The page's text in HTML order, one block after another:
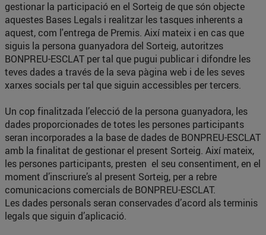
gestionar la participació en el Sorteig de que són objecte
aquestes Bases Legals i realitzar les tasques inherents a
aquest, com l'entrega de Premis. Així mateix i en cas que
siguis la persona guanyadora del Sorteig, autoritzes
BONPREU-ESCLAT per tal que pugui publicar i difondre les
teves dades a través de la seva pàgina web i de les seves
xarxes socials per tal que siguin accessibles per tercers.
Un cop finalitzada l’elecció de la persona guanyadora, les
dades proporcionades de totes les persones participants
seran incorporades a la base de dades de BONPREU-ESCLAT
amb la finalitat de gestionar el present Sorteig. Així mateix,
les persones participants, presten el seu consentiment, en el
moment d’inscriure’s al present Sorteig, per a rebre
comunicacions comercials de BONPREU-ESCLAT.
Les dades personals seran conservades d’acord als terminis
legals que siguin d’aplicació.